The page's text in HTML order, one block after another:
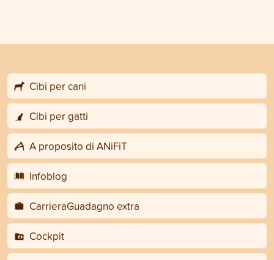
Cibi per cani
Cibi per gatti
A proposito di ANiFiT
Infoblog
CarrieraGuadagno extra
Cockpit